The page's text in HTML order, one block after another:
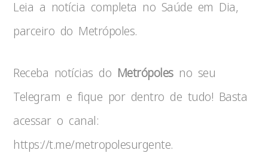
Leia a notícia completa no Saúde em Dia,
parceiro do Metrópoles.
Receba notícias do Metrópolesno seu
Telegram e fique por dentro de tudo! Basta
acessar o canal:
https://t.me/metropolesurgente.